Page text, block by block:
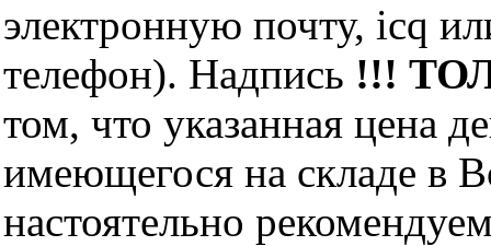
электронную почту, icq
телефон). Надпись !!!
том, что указанная цена
имеющегося на складе в
настоятельно